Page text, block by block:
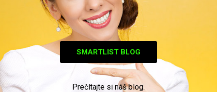
SMARTLIST BLOG
Prečítajte si náš blog.